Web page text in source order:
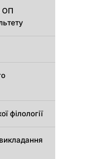
ОП
філології